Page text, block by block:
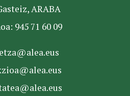
ARABA
945 71 60 09